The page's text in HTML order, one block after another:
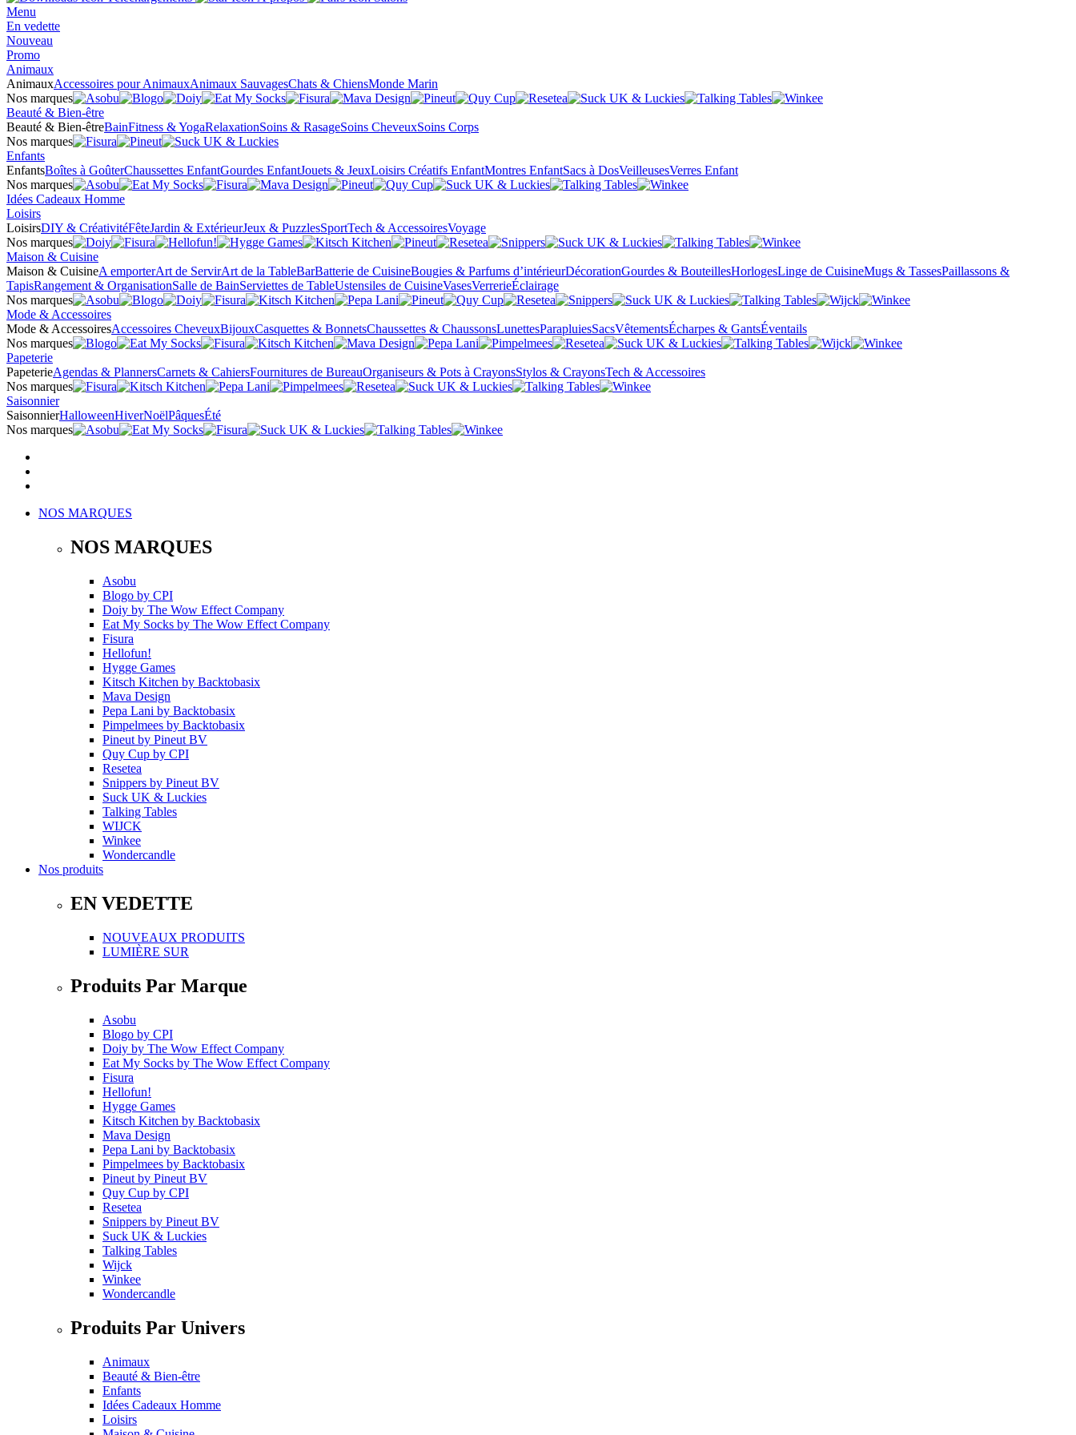
Menu
En vedette
Nouveau
Promo
Animaux
AnimauxAccessoires pour AnimauxAnimaux SauvagesChats & ChiensMonde Marin
Nos marques
Beauté & Bien-être
Beauté & Bien-êtreBainFitness & YogaRelaxationSoins & RasageSoins CheveuxSoins Corps
Nos marques
Enfants
EnfantsBoîtes à GoûterChaussettes EnfantGourdes EnfantJouets & JeuxLoisirs Créatifs EnfantMontres EnfantSacs à DosVeilleusesVerres Enfant
Nos marques
Idées Cadeaux Homme
Loisirs
LoisirsDIY & CréativitéFêteJardin & ExtérieurJeux & PuzzlesSportTech & AccessoiresVoyage
Nos marques
Maison & Cuisine
Maison & CuisineA emporterArt de ServirArt de la TableBarBatterie de CuisineBougies & Parfums d’intérieurDécorationGourdes & BouteillesHorlogesLinge de CuisineMugs & TassesPaillassons &
TapisRangement & OrganisationSalle de BainServiettes de TableUstensiles de CuisineVasesVerrerieÉclairage
Nos marques
Mode & Accessoires
Mode & AccessoiresAccessoires CheveuxBijouxCasquettes & BonnetsChaussettes & ChaussonsLunettesParapluiesSacsVêtementsÉcharpes & GantsÉventails
Nos marques
Papeterie
PapeterieAgendas & PlannersCarnets & CahiersFournitures de BureauOrganiseurs & Pots à CrayonsStylos & CrayonsTech & Accessoires
Nos marques
Saisonnier
SaisonnierHalloweenHiverNoëlPâquesÉté
Nos marques
NOS MARQUES
NOS MARQUES
Asobu
Blogo by CPI
Doiy by The Wow Effect Company
Eat My Socks by The Wow Effect Company
Fisura
Hellofun!
Hygge Games
Kitsch Kitchen by Backtobasix
Mava Design
Pepa Lani by Backtobasix
Pimpelmees by Backtobasix
Pineut by Pineut BV
Quy Cup by CPI
Resetea
Snippers by Pineut BV
Suck UK & Luckies
Talking Tables
WIJCK
Winkee
Wondercandle
Nos produits
EN VEDETTE
NOUVEAUX PRODUITS
LUMIÈRE SUR
Produits Par Marque
Asobu
Blogo by CPI
Doiy by The Wow Effect Company
Eat My Socks by The Wow Effect Company
Fisura
Hellofun!
Hygge Games
Kitsch Kitchen by Backtobasix
Mava Design
Pepa Lani by Backtobasix
Pimpelmees by Backtobasix
Pineut by Pineut BV
Quy Cup by CPI
Resetea
Snippers by Pineut BV
Suck UK & Luckies
Talking Tables
Wijck
Winkee
Wondercandle
Produits Par Univers
Animaux
Beauté & Bien-être
Enfants
Idées Cadeaux Homme
Loisirs